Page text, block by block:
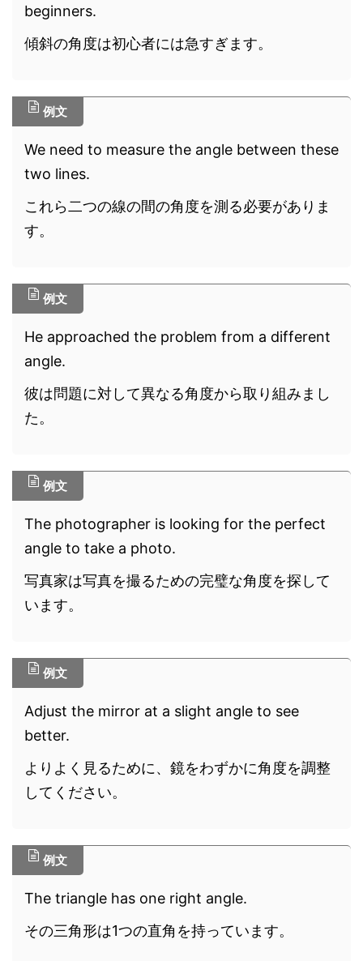
beginners.
傾斜の角度は初心者には急すぎます。
例文
We need to measure the angle between these
two lines.
これら二つの線の間の角度を測る必要がありま
す。
例文
He approached the problem from a different
angle.
彼は問題に対して異なる角度から取り組みまし
た。
例文
The photographer is looking for the perfect
angle to take a photo.
写真家は写真を撮るための完璧な角度を探して
います。
例文
Adjust the mirror at a slight angle to see
better.
よりよく見るために、鏡をわずかに角度を調整
してください。
例文
The triangle has one right angle.
その三角形は1つの直角を持っています。